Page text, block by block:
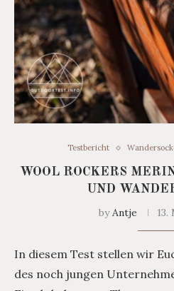
Testbericht
WOOL ROCKERS
UND
byAntje 13.
In diesem Test stellen wir
des noch jungen